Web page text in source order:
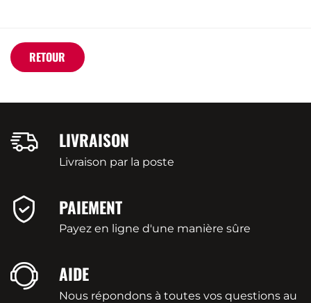
RETOUR
LIVRAISON
Livraison par la poste
PAIEMENT
Payez en ligne d'une manière sûre
AIDE
Nous répondons à toutes vos questions au